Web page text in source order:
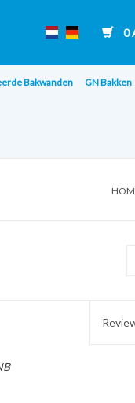
0
Bakwanden GN Bakken